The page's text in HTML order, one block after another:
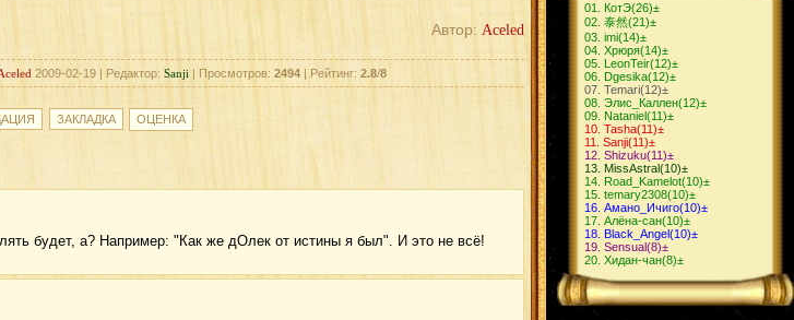
Автор: Aceled
2009-02-19 | Редактор: Sanji | Просмотров: 2494 | Рейтинг: 2.8/8
будет, а? Например: "Как же дОлек от истины я был". И это не всё!
КотЭ(26)±
泰然(21)±
imi(14)±
Хрюря(14)±
LeonTeir(12)±
Dgesika(12)±
Теmari(12)±
Элис_Каллен(12)±
Nataniel(11)±
Tasha(11)±
Sanji(11)±
Shizuku(11)±
MissAstral(10)±
Road_Kamelot(10)±
temary2308(10)±
Амано_Ичиго(10)±
Алёна-сан(10)±
Black_Angel(10)±
Sensual(8)±
Хидан-чан(8)±